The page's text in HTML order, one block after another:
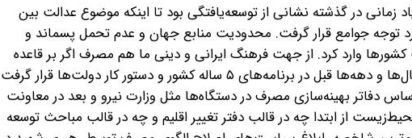
زمانی در گذشته نشانی از توسعه‌یافتگی بود تا اینکه موضوع عدالت بین
توجه جوامع قرار گرفت. محدودیت منابع جهان و عدم تحمل پسماند و
وارد کرد. از جهت فرهنگ ایرانی و دینی ما هم مصرف اگر بر قاعده
نباشد، می‌شود اسراف و خطا. موضوع اصلاح الگوی مصرف از سال‌ها و دهه‌ها قبل در برنامه‌های ۵ ساله کشور و دستور کار دولت‌ها قرار گرفت
دفاتر بهینه‌سازی مصرف در دستگاه‌ها مثل وزارت نیرو و بعد در معاونت
از ابتدا چه در قالب دفتر تغییر اقلیم و چه در قالب مباحث توسعه